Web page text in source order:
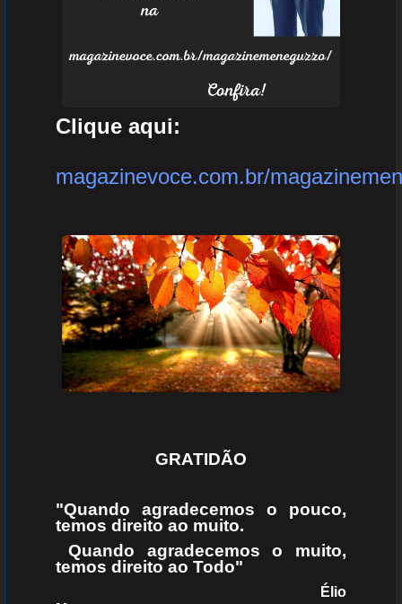
Clique aqui:
magazinevoce.com.br/
GRATIDÃO
"Quando agradecemos o pouco,
temos direito ao muito.
Quando agradecemos o muito,
temos direito ao Todo"
Élio